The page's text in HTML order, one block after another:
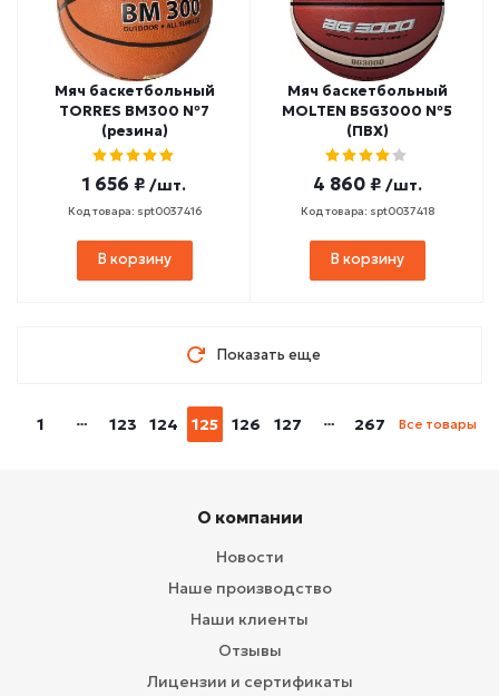
Мяч баскетбольный
TORRES BM300 №7
(резина)
1 656 ₽ /шт.
Код товара: spt0037416
В корзину
Мяч баскетбольный
MOLTEN B5G3000 №5
(ПВХ)
4 860 ₽ /шт.
Код товара: spt0037418
В корзину
Показать еще
1 123 124 125 126 127 267 Все товары
О компании
Новости
Наше производство
Наши клиенты
Отзывы
Лицензии и сертификаты